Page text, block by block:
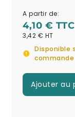
A partir de:
4,10 €
3,42 €
Disponible
commande
Ajouter au